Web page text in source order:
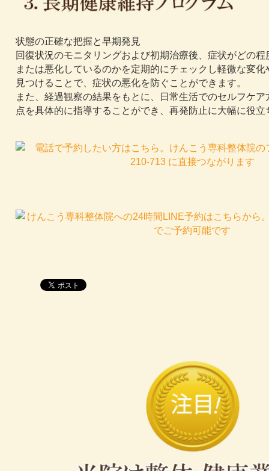
状態の正確な把握と早期発見
回復状況のモニタリングおよび初期治療後、症状がどの
または悪化しているのかを定期的にチェックし軽微な変
見つけることで、症状の悪化を防ぐことができます。
また、経過観察の結果をもとに、日常生活でのセルフケ
点を具体的に指導することができ、再発防止に大幅に役立